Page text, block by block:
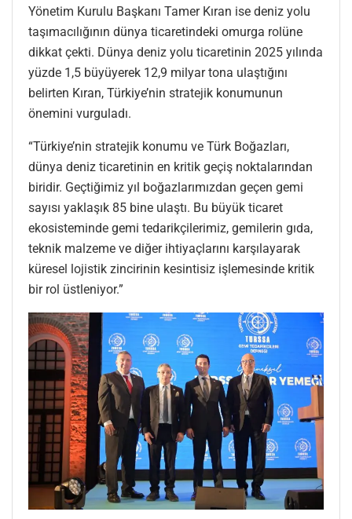
Yönetim Kurulu Başkanı Tamer Kıran ise deniz yolu
taşımacılığının dünya ticaretindeki omurga rolüne
dikkat çekti. Dünya deniz yolu ticaretinin 2025 yılında
yüzde 1,5 büyüyerek 12,9 milyar tona ulaştığını
belirten Kıran, Türkiye’nin stratejik konumunun
önemini vurguladı.
“Türkiye’nin stratejik konumu ve Türk Boğazları,
dünya deniz ticaretinin en kritik geçiş noktalarından
biridir. Geçtiğimiz yıl boğazlarımızdan geçen gemi
sayısı yaklaşık 85 bine ulaştı. Bu büyük ticaret
ekosisteminde gemi tedarikçilerimiz, gemilerin gıda,
teknik malzeme ve diğer ihtiyaçlarını karşılayarak
küresel lojistik zincirinin kesintisiz işlemesinde kritik
bir rol üstleniyor.”